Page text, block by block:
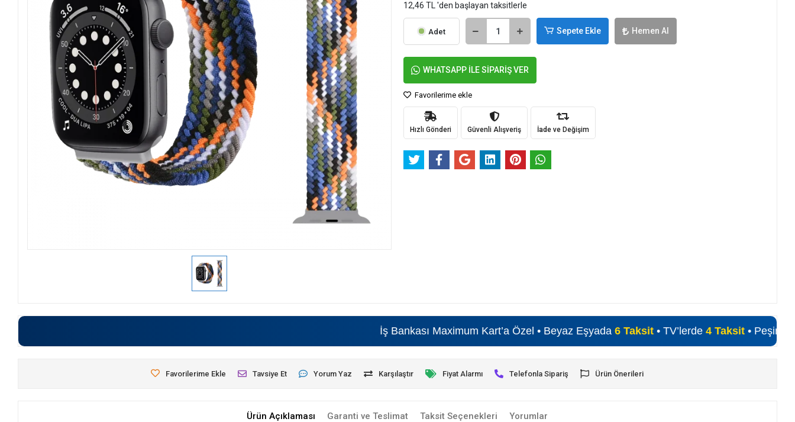
12,46 TL 'den başlayan taksitlerle
Adet Sepete Ekle Hemen Al
WHATSAPP İLE SİPARİŞ VER
Favorilerime ekle
Hızlı Gönderi Güvenli Alışveriş İade ve Değişim
İş Bankası Maximum Kart’a Özel • Beyaz Eşyada6 Taksit• TV’lerde4 Taksit• Peşin Fiyatına
Favorilerime Ekle Tavsiye Et Yorum Yaz Karşılaştır Fiyat Alarmı Telefonla Sipariş Ürün Önerileri
Ürün Açıklaması Garanti ve Teslimat Taksit Seçenekleri Yorumlar